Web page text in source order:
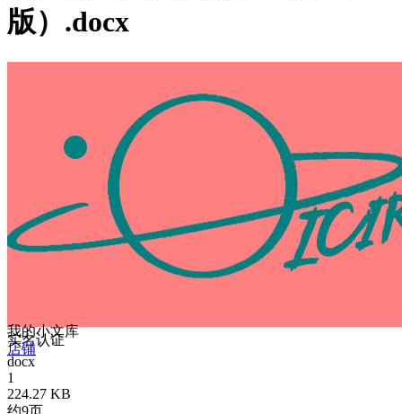
版）.docx
我的小文库
实名认证
店铺
docx
1
224.27 KB
约9页